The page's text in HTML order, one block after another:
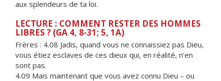
aux splendeurs de ta loi.
LECTURE : COMMENT RESTER DES HOMMES
LIBRES ? (GA 4, 8-31; 5, 1A)
Frères : 4.08 Jadis, quand vous ne connaissiez pas Dieu,
vous étiez esclaves de ces dieux qui, en réalité, n’en
sont pas.
4.09 Mais maintenant que vous avez connu Dieu – ou